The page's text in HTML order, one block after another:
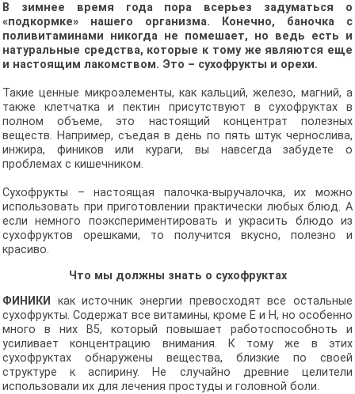
В зимнее время года пора всерьез задуматься о
«подкормке» нашего организма. Конечно, баночка с
поливитаминами никогда не помешает, но ведь есть и
натуральные средства, которые к тому же являются еще
и настоящим лакомством. Это – сухофрукты и орехи.
Такие ценные микроэлементы, как кальций, железо, магний, а
также клетчатка и пектин присутствуют в сухофруктах в
полном объеме, это настоящий концентрат полезных
веществ. Например, съедая в день по пять штук чернослива,
инжира, фиников или кураги, вы навсегда забудете о
проблемах с кишечником.
Сухофрукты – настоящая палочка-выручалочка, их можно
использовать при приготовлении практически любых блюд. А
если немного поэкспериментировать и украсить блюдо из
сухофруктов орешками, то получится вкусно, полезно и
красиво.
Что мы должны знать о сухофруктах
ФИНИКИ
как источник энергии превосходят все остальные
сухофрукты. Содержат все витамины, кроме E и H, но особенно
много в них В5, который повышает работоспособноть и
усиливает концентрацию внимания. К тому же в этих
сухофруктах обнаружены вещества, близкие по своей
структуре к аспирину. Не случайно древние целители
использовали их для лечения простуды и головной боли.